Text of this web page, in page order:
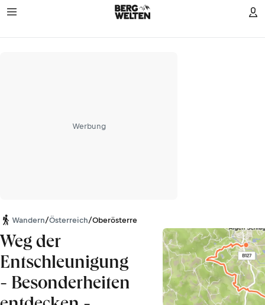
Werbung
Wandern/Österreich/Oberösterreich
Weg der
Entschleunigung
- Besonderheiten